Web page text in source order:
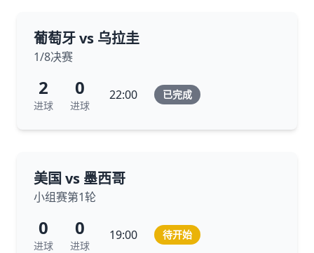
葡萄牙 vs 乌拉圭
1/8决赛
2
进球
0
进球
22:00 已完成
美国 vs 墨西哥
小组赛第1轮
0
进球
0
进球
19:00 待开始